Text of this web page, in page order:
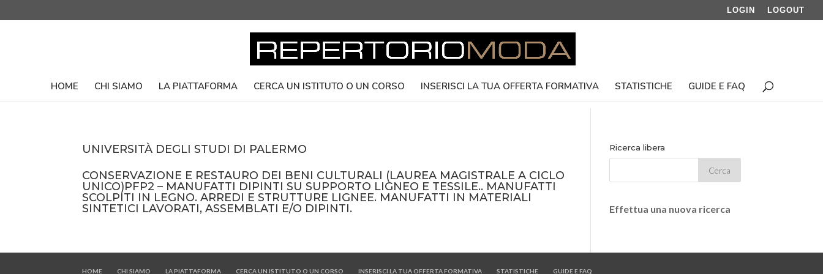
LOGIN LOGOUT
HOME CHI SIAMO LA PIATTAFORMA CERCA UN ISTITUTO O UN CORSO INSERISCI LA TUA OFFERTA FORMATIVA STATISTICHE GUIDE E FAQ
UNIVERSITÀ DEGLI STUDI DI PALERMO
CONSERVAZIONE E RESTAURO DEI BENI CULTURALI (LAUREA MAGISTRALE A CICLO
UNICO)PFP2 – MANUFATTI DIPINTI SU SUPPORTO LIGNEO E TESSILE.. MANUFATTI
SCOLPITI IN LEGNO. ARREDI E STRUTTURE LIGNEE. MANUFATTI IN MATERIALI
SINTETICI LAVORATI, ASSEMBLATI E/O DIPINTI.
Ricerca libera
Effettua una nuova ricerca
HOME CHI SIAMO LA PIATTAFORMA CERCA UN ISTITUTO O UN CORSO INSERISCI LA TUA OFFERTA FORMATIVA STATISTICHE GUIDE E FAQ